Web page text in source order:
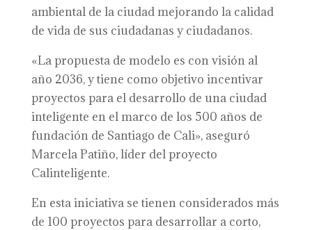
ambiental de la ciudad mejorando la calidad
de vida de sus ciudadanas y ciudadanos.
«La propuesta de modelo es con visión al
año 2036, y tiene como objetivo incentivar
proyectos para el desarrollo de una ciudad
inteligente en el marco de los 500 años de
fundación de Santiago de Cali», aseguró
Marcela Patiño, líder del proyecto
Calinteligente.
En esta iniciativa se tienen considerados más
de 100 proyectos para desarrollar a corto,